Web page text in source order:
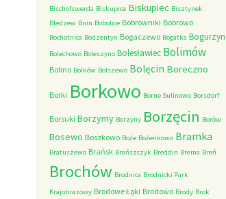
Bischofswerda Biskupice Biskupiec Bisztynek
Bledzew Bnin Bobolice Bobrowniki Bobrowo
Bochotnica Bodzentyn Bogaczewo Bogatka Bogurzyn
Bolechowo Boleszyno Bolesławiec Bolimów
Bolino Bolków Bolszewo Bolęcin Boreczno
Borki Borkowo Borne Sulinowo Borsdorf
Borsuki Borzymy Borzyny Borzęcin Borów
Bosewo Boszkowo Boże Bożenkowo Bramka
Bratuszewo Brańsk Brańszczyk Breddin Brema Breń
Brochów Brodnica Brodnicki Park
Krajobrazowy Brodowe Łąki Brodowo Brody Brok